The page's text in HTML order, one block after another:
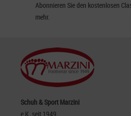
Abonnieren Sie den kostenlosen
mehr.
Schuh & Sport Marzini
e.K. seit 1949